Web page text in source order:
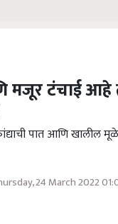
मजूर टंचाई
पात आणि खालील
24 March 2022